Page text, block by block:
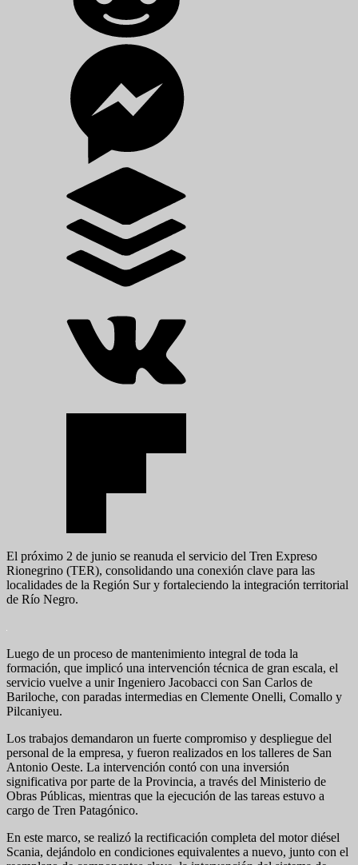
El próximo 2 de junio se reanuda el servicio del Tren Expreso
Rionegrino (TER), consolidando una conexión clave para las
localidades de la Región Sur y fortaleciendo la integración territorial
de Río Negro.
Luego de un proceso de mantenimiento integral de toda la
formación, que implicó una intervención técnica de gran escala, el
servicio vuelve a unir Ingeniero Jacobacci con San Carlos de
Bariloche, con paradas intermedias en Clemente Onelli, Comallo y
Pilcaniyeu.
Los trabajos demandaron un fuerte compromiso y despliegue del
personal de la empresa, y fueron realizados en los talleres de San
Antonio Oeste. La intervención contó con una inversión
significativa por parte de la Provincia, a través del Ministerio de
Obras Públicas, mientras que la ejecución de las tareas estuvo a
cargo de Tren Patagónico.
En este marco, se realizó la rectificación completa del motor diésel
Scania, dejándolo en condiciones equivalentes a nuevo, junto con el